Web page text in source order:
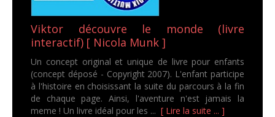
Viktor découvre le monde (livre
interactif) [ Nicola Munk ]
Un concept original et unique de livre pour enfants
(concept déposé - Copyright 2007). L'enfant participe
à l'histoire en choisissant la suite du parcours à la fin
de chaque page. Ainsi, l'aventure n'est jamais la
meme ! Un livre idéal pour les ... [ Lire la suite ... ]